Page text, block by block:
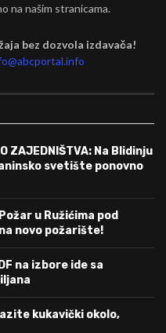
na našim stranicama.
bez dozvola izdavača!
ZAJEDNIŠTVA: Na Blidinju
svetište ponovno
Požar u Ružićima pod
novo požarište!
na izbore ide sa
kukavički okolo,